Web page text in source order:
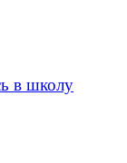
в школу